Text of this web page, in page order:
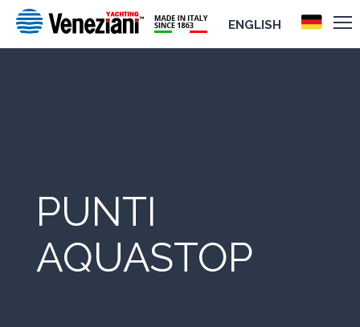
ENGLISH
PUNTI
AQUASTOP